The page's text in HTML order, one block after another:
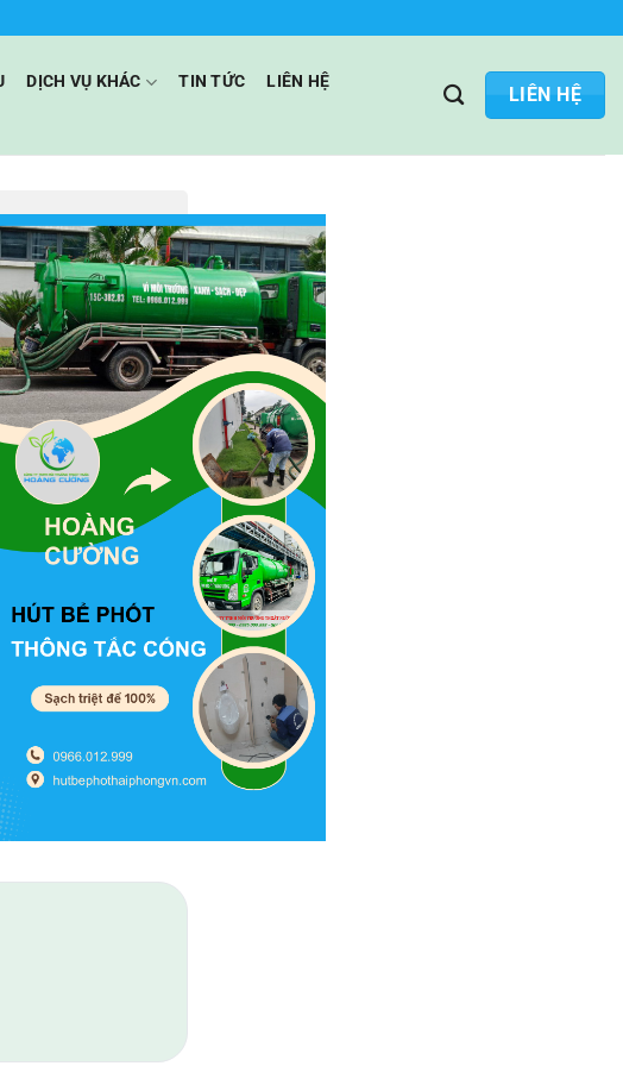
DỊCH VỤ KHÁC TIN TỨC
LIÊN HỆ
LIÊN HỆ
chậm, tắc nghẽn,
cùng hệ thống
sau 15 – 30 phút,
sát miễn phí, tư